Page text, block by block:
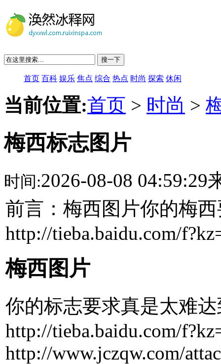
搜一下
首页 百科 娱乐 焦点 综合 热点 时尚 探索 休闲
当前位置:首页 > 时尚 >
梅西标志图片
时间:2026-08-08 04:59:29
前言：梅西图片你的梅
http://tieba.baidu.com/
梅西图片
你的标志要求真是太难
http://tieba.baidu.com/
http://www.jczqw.com/